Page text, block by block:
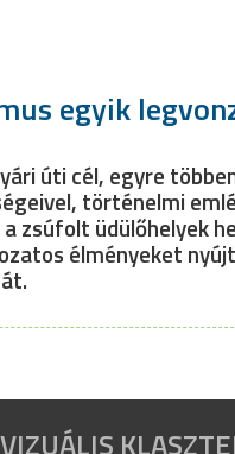
egyik
úti cél, egyre
történelmi
zsúfolt üdülőhelyek
élményeket